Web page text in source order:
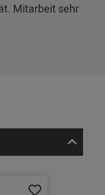
Mitarbeit sehr